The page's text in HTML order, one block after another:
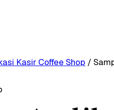
Kasir Coffee Shop /